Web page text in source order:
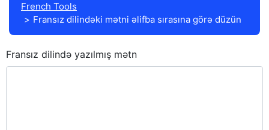
French Tools
Fransız dilindəki mətni əlifba sırasına görə düzün
Fransız dilində yazılmış mətn